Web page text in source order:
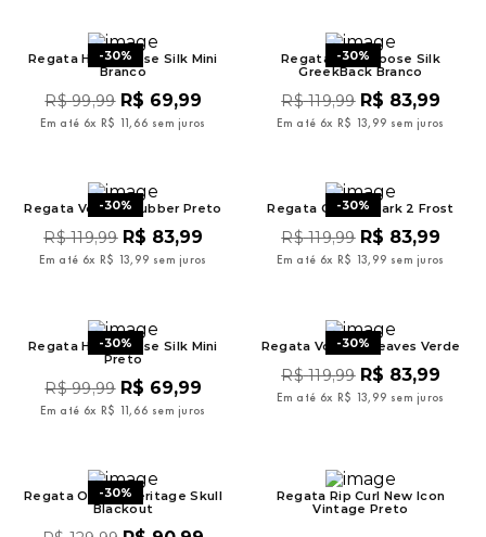
-30%
Regata Hang Loose Silk Mini
Branco
R$ 99,99 R$ 69,99
Em até 6x R$ 11, 66 sem juros
-30%
Regata Hang Loose Silk
GreekBack Branco
R$ 119,99 R$ 83,99
Em até 6x R$ 13, 99 sem juros
-30%
Regata Volcom Rubber Preto
R$ 119,99 R$ 83,99
Em até 6x R$ 13, 99 sem juros
-30%
Regata Oakley Mark 2 Frost
R$ 119,99 R$ 83,99
Em até 6x R$ 13, 99 sem juros
-30%
Regata Hang Loose Silk Mini
Preto
R$ 99,99 R$ 69,99
Em até 6x R$ 11, 66 sem juros
-30%
Regata Volcom Reaves Verde
R$ 119,99 R$ 83,99
Em até 6x R$ 13, 99 sem juros
-30%
Regata Oakley Heritage Skull
Blackout
Regata Rip Curl New Icon
Vintage Preto